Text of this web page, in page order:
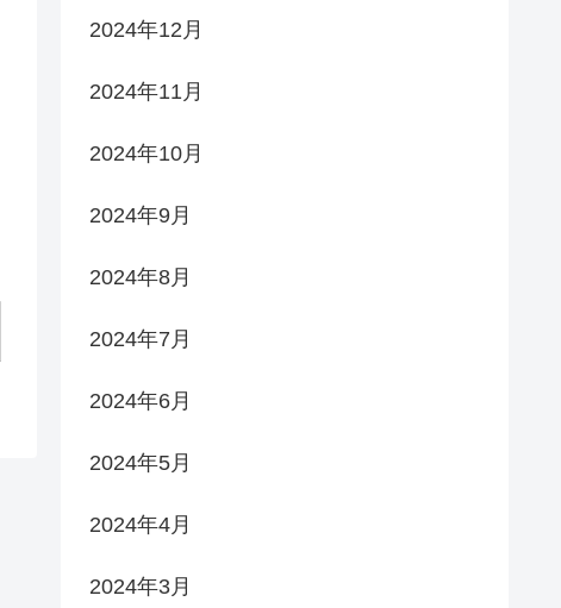
2024年12月
2024年11月
2024年10月
2024年9月
2024年8月
2024年7月
2024年6月
2024年5月
2024年4月
2024年3月